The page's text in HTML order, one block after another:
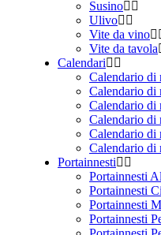
Susino
Ulivo
Vite da vino
Vite da tavola
Calendari
Calendario di
Calendario di
Calendario di
Calendario di
Calendario di
Calendario di
Portainnesti
Portainnesti
Portainnesti
Portainnesti
Portainnesti